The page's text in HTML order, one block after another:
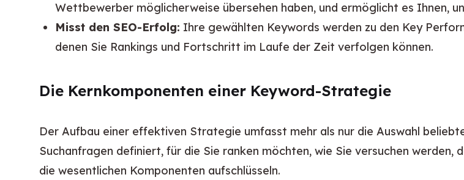
Wettbewerber möglicherweise übersehen haben, und ermöglicht es Ihnen,
Misst den SEO-Erfolg: Ihre gewählten Keywords werden zu den Key
denen Sie Rankings und Fortschritt im Laufe der Zeit verfolgen können.
Die Kernkomponenten einer Keyword-Strategie
Der Aufbau einer effektiven Strategie umfasst mehr als nur die Auswahl
Suchanfragen definiert, für die Sie ranken möchten, wie Sie versuchen werden,
die wesentlichen Komponenten aufschlüsseln.